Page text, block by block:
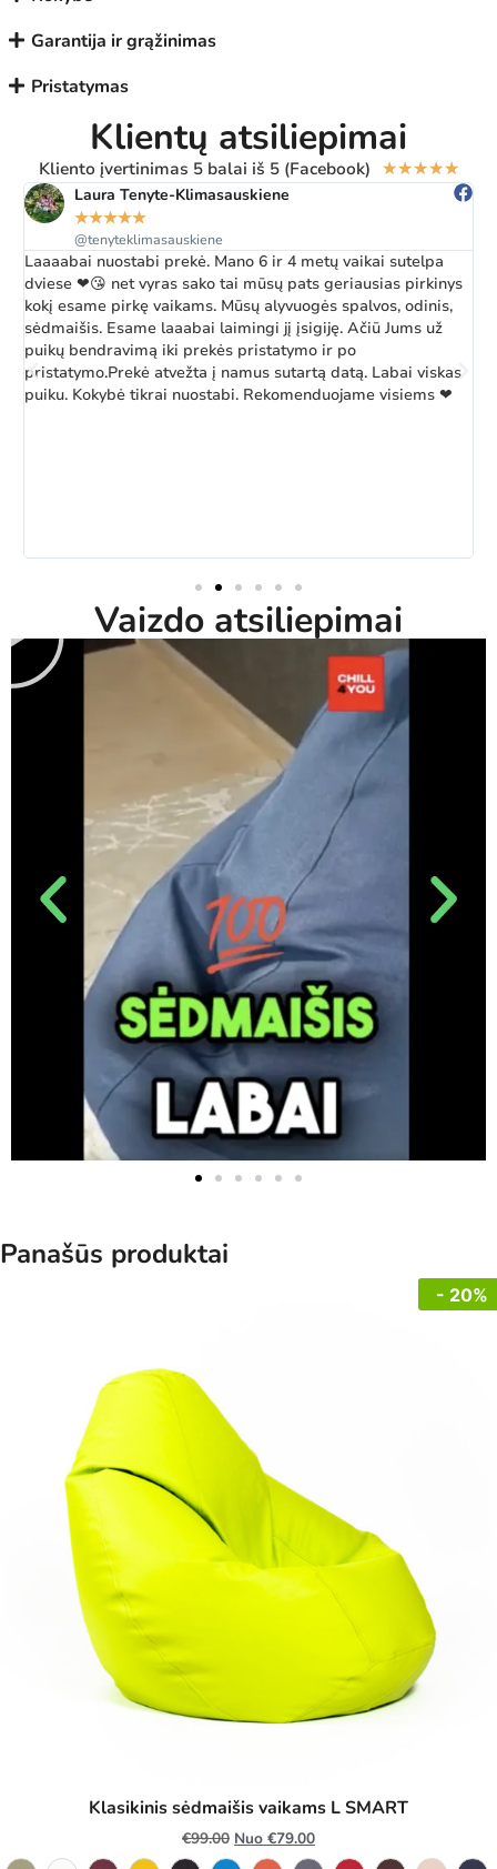
Garantija ir grąžinimas
Pristatymas
Klientų atsiliepimai
Kliento įvertinimas 5 balai iš 5 (Facebook) ★★★★★
Laura Tenyte-Klimasauskiene
★★★★★
@tenyteklimasauskiene
Laaaabai nuostabi prekė. Mano 6 ir 4 metų vaikai sutelpa
dviese ❤😘 net vyras sako tai mūsų pats geriausias pirkinys
kokį esame pirkę vaikams. Mūsų alyvuogės spalvos, odinis,
sėdmaišis. Esame laaabai laimingi jį įsigiję. Ačiū Jums už
puikų bendravimą iki prekės pristatymo ir po
pristatymo.Prekė atvežta į namus sutartą datą. Labai viskas
puiku. Kokybė tikrai nuostabi. Rekomenduojame visiems ❤
Vaizdo atsiliepimai
Panašūs produktai
- 20%
Klasikinis sėdmaišis vaikams L SMART
€99.00 Nuo €79.00